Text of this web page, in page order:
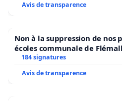
Avis de transparence
Non à la suppression de nos
écoles communale de
184 signatures
Avis de transparence